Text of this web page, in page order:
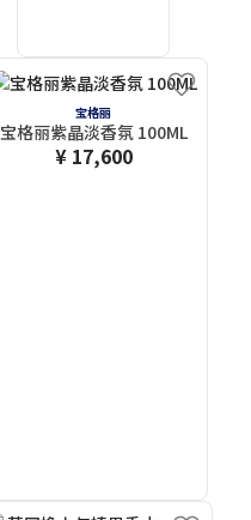
宝格丽
宝格丽紫晶淡香氛 100ML
¥ 17,600